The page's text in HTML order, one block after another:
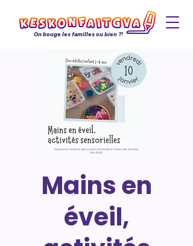
On bouge les familles ou bien ?!
Mains en
éveil,